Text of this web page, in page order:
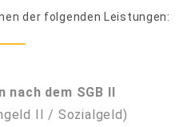
der folgenden Leistungen:
nach dem SGB II
II / Sozialgeld)